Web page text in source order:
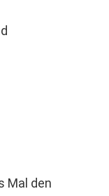
Mal den